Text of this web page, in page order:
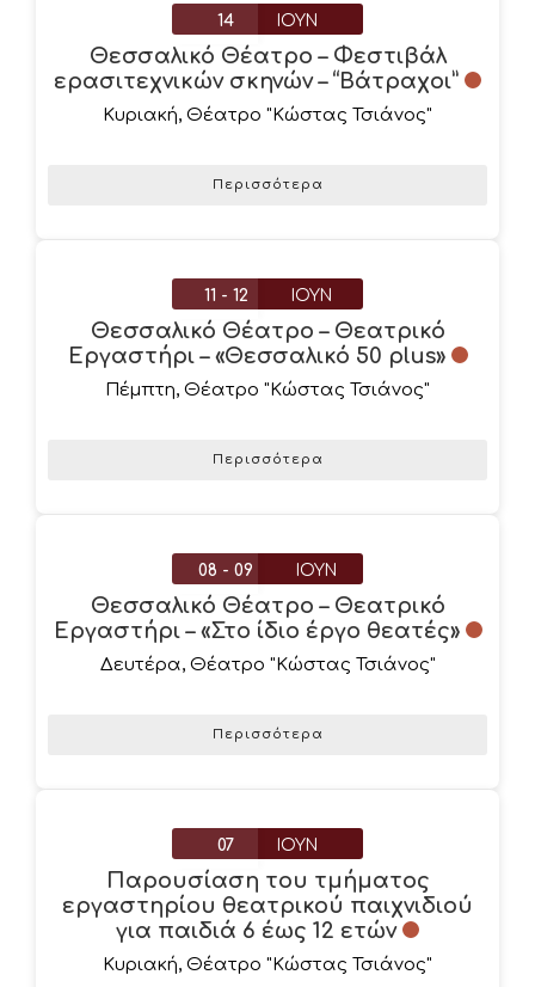
14 ΙΟΎΝ
Θεσσαλικό Θέατρο – Φεστιβάλ
ερασιτεχνικών σκηνών – “Βάτραχοι”
Κυριακή, Θέατρο "Κώστας Τσιάνος"
Περισσότερα
11 - 12 ΙΟΎΝ
Θεσσαλικό Θέατρο – Θεατρικό
Εργαστήρι – «Θεσσαλικό 50 plus»
Πέμπτη, Θέατρο "Κώστας Τσιάνος"
Περισσότερα
08 - 09 ΙΟΎΝ
Θεσσαλικό Θέατρο – Θεατρικό
Εργαστήρι – «Στο ίδιο έργο θεατές»
Δευτέρα, Θέατρο "Κώστας Τσιάνος"
Περισσότερα
07 ΙΟΎΝ
Παρουσίαση του τμήματος
εργαστηρίου θεατρικού παιχνιδιού
για παιδιά 6 έως 12 ετών
Κυριακή, Θέατρο "Κώστας Τσιάνος"